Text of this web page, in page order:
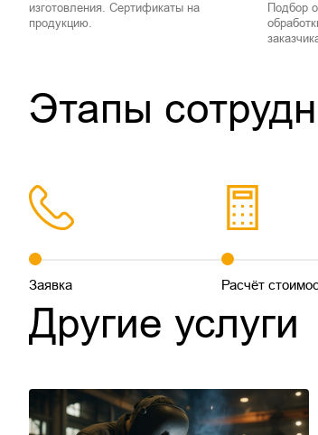
изготовления. Сертификаты на
продукцию.
Подбор
Этапы
Заявка Расчёт
Другие услуги